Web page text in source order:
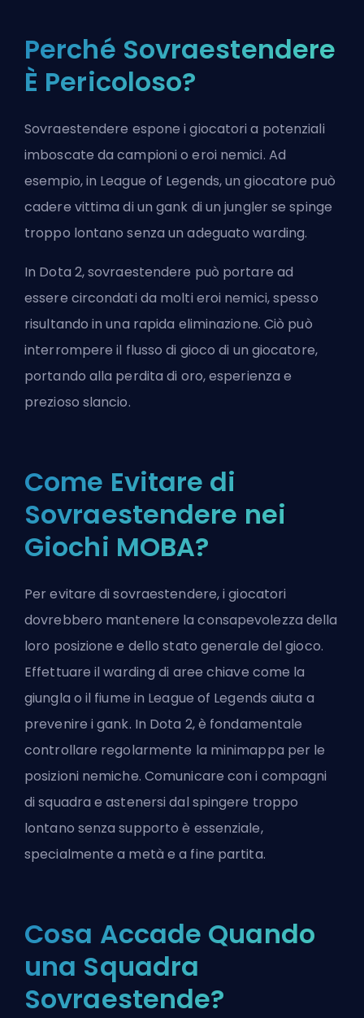
Perché Sovraestendere
È Pericoloso?
Sovraestendere espone i giocatori a potenziali
imboscate da campioni o eroi nemici. Ad
esempio, in League of Legends, un giocatore può
cadere vittima di un gank di unjungler se spinge
troppo lontano senza un adeguato warding.
In Dota 2, sovraestendere può portare ad
essere circondati da molti eroi nemici, spesso
risultando in una rapida eliminazione. Ciò può
interrompere il flusso di gioco di un giocatore,
portando alla perdita di oro, esperienza e
prezioso slancio.
Come Evitare di
Sovraestendere nei
Giochi MOBA?
Per evitare di sovraestendere, i giocatori
dovrebbero mantenere la consapevolezza della
loro posizione e dello stato generale del gioco.
Effettuare il warding di aree chiave come la
giungla o il fiume in League of Legends aiuta a
prevenire i gank. In Dota 2, è fondamentale
controllare regolarmente la minimappa per le
posizioni nemiche. Comunicare con i compagni
di squadra e astenersi dal spingere troppo
lontano senza supporto è essenziale,
specialmente a metà e a fine partita.
Cosa Accade Quando
una Squadra
Sovraestende?